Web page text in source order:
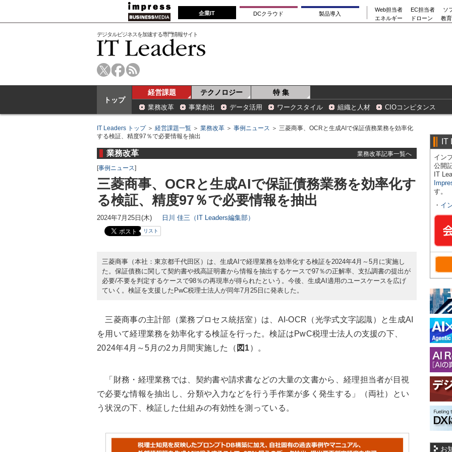
企業IT DCクラウド 製品導入
Web担当者 EC担当者
ソ
エネルギー
ドローン 教
デジタルビジネスを加速する専門情報サイト
トップ
経営課題 テクノロジー 特 集
業務改革 事業創出 データ活用 ワークスタイル 組織と人材 CIOコンピタンス
IT Leaders トップ＞ 経営課題一覧 ＞ 業務改革 ＞ 事例ニュース ＞ 三菱商事、OCRと生成AIで保証債務業務を効率化
する検証、精度97％で必要情報を抽出
業務改革
業務改革記事一覧へ
[事例ニュース]
三菱商事、OCRと生成AIで保証債務業務を効率化す
る検証、精度97％で必要情報を抽出
2024年7月25日(木) 日川 佳三（IT Leaders編集部）
リスト
三菱商事（本社：東京都千代田区）は、生成AIで経理業務を効率化する検証を2024年4月～5月に実施し
た。保証債務に関して契約書や残高証明書から情報を抽出するケースで97％の正解率、支払調書の提出が
必要/不要を判定するケースで98％の再現率が得られたという。今後、生成AI適用のユースケースを広げ
ていく。検証を支援したPwC税理士法人が同年7月25日に発表した。
三菱商事の主計部（業務プロセス統括室）は、AI-OCR（光学式文字認識）と生成AI
を用いて経理業務を効率化する検証を行った。検証はPwC税理士法人の支援の下、
2024年4月～5月の2カ月間実施した（ 図1）。
「財務・経理業務では、契約書や請求書などの大量の文書から、経理担当者が目視
で必要な情報を抽出し、分類や入力などを行う手作業が多く発生する」（両社）とい
う状況の下、検証した仕組みの有効性を測っている。
IT
イン
公開
IT
す。
・ イ
お